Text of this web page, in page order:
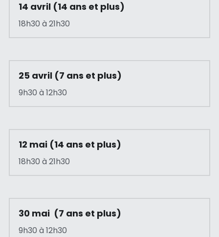
14 avril (14 ans et plus)
18h30 à 21h30
25 avril (7 ans et plus)
9h30 à 12h30
12 mai (14 ans et plus)
18h30 à 21h30
30 mai  (7 ans et plus)
9h30 à 12h30